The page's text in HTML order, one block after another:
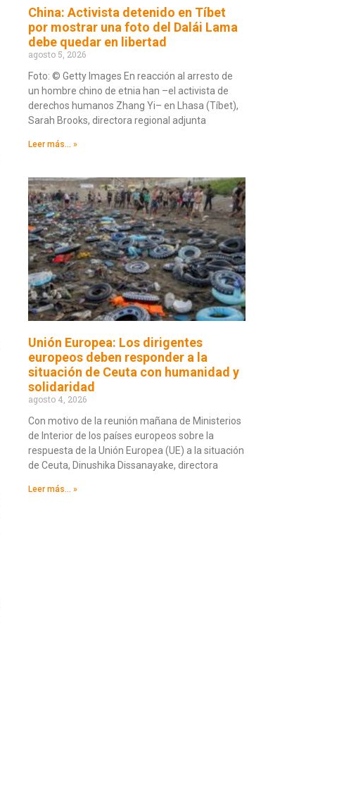
China: Activista detenido en Tíbet
por mostrar una foto del Dalái Lama
debe quedar en libertad
agosto 5, 2026
Foto: © Getty Images En reacción al arresto de
un hombre chino de etnia han –el activista de
derechos humanos Zhang Yi– en Lhasa (Tíbet),
Sarah Brooks, directora regional adjunta
Leer más... »
Unión Europea: Los dirigentes
europeos deben responder a la
situación de Ceuta con humanidad y
solidaridad
agosto 4, 2026
Con motivo de la reunión mañana de Ministerios
de Interior de los países europeos sobre la
respuesta de la Unión Europea (UE) a la situación
de Ceuta, Dinushika Dissanayake, directora
Leer más... »